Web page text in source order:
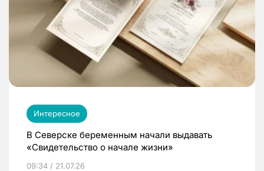
Интересное
В Северске беременным начали выдавать
«Свидетельство о начале жизни»
09:34 / 21.07.26